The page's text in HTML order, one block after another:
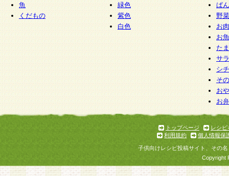
報の利用目的の通知・開示・内容の訂正・追加
停止・消去及び第三者への提供の禁止（以下、
といいます。）に応じます。
開示等に応じる窓口は以下になります。
ぱくすく食堂個人情報お客様相談窓口 paku-
m
個人情報を与えることは任意ですが、個人情報
意をいただけない場合には、当社のサービスの
お問い合わせ・ご相談への対応ができない場合
魚
くだもの
緑色
紫色
白色
ぱん
野
お
お
た
サ
シ
そ
お
お
トップページ
レシピ
利用規約
個人情報保
子供向けレシピ投稿サイト、その
Copyright